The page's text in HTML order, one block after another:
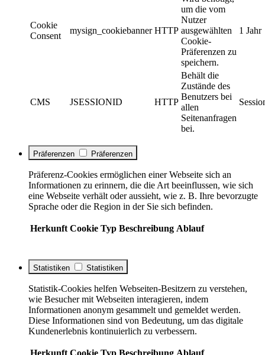
Cookie
Consent
mysign_cookiebanner HTTP
um die vom
Nutzer
ausgewählten
Cookie-
Präferenzen zu
speichern.
1 Jahr
CMS JSESSIONID HTTP
Behält die
Zustände des
Benutzers bei
allen
Seitenanfragen
bei.
Präferenzen Präferenzen
Präferenz-Cookies ermöglichen einer Webseite sich an
Informationen zu erinnern, die die Art beeinflussen, wie sich
eine Webseite verhält oder aussieht, wie z. B. Ihre bevorzugte
Sprache oder die Region in der Sie sich befinden.
Herkunft Cookie Typ Beschreibung Ablauf
Statistiken Statistiken
Statistik-Cookies helfen Webseiten-Besitzern zu verstehen,
wie Besucher mit Webseiten interagieren, indem
Informationen anonym gesammelt und gemeldet werden.
Diese Informationen sind von Bedeutung, um das digitale
Kundenerlebnis kontinuierlich zu verbessern.
Herkunft Cookie Typ Beschreibung Ablauf